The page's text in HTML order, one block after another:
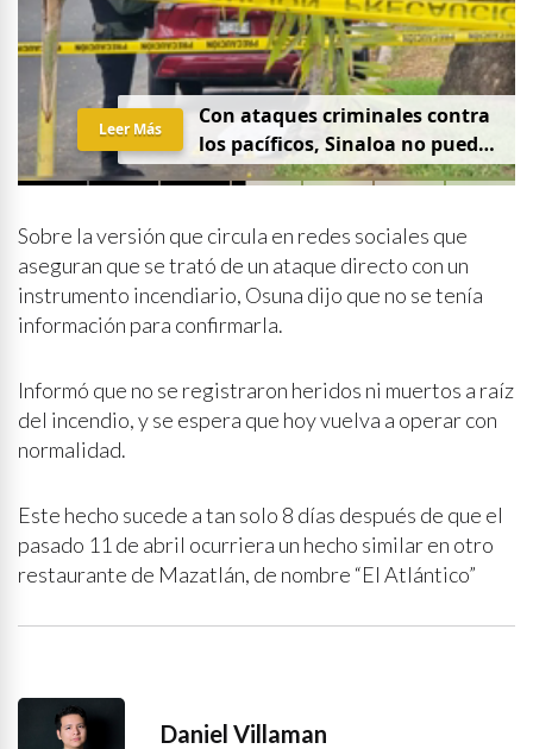
Con ataques criminales contra
los pacíficos, Sinaloa no puede
hablar de paz
Leer Más
Sobre la versión que circula en redes sociales que
aseguran que se trató de un ataque directo con un
instrumento incendiario, Osuna dijo que no se tenía
información para confirmarla.
Informó que no se registraron heridos ni muertos a raíz
del incendio, y se espera que hoy vuelva a operar con
normalidad.
Este hecho sucede a tan solo 8 días después de que el
pasado 11 de abril ocurriera un hecho similar en otro
restaurante de Mazatlán, de nombre “El Atlántico”
Daniel Villaman